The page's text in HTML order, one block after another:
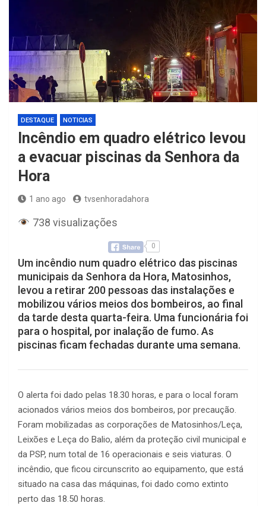
DESTAQUE NOTICIAS
Incêndio em quadro elétrico levou
a evacuar piscinas da Senhora da
Hora
1 ano ago tvsenhoradahora
738 visualizações
0
Um incêndio num quadro elétrico das piscinas
municipais da Senhora da Hora, Matosinhos,
levou a retirar 200 pessoas das instalações e
mobilizou vários meios dos bombeiros, ao final
da tarde desta quarta-feira. Uma funcionária foi
para o hospital, por inalação de fumo. As
piscinas ficam fechadas durante uma semana.
O alerta foi dado pelas 18.30 horas, e para o local foram
acionados vários meios dos bombeiros, por precaução.
Foram mobilizadas as corporações de Matosinhos/Leça,
Leixões e Leça do Balio, além da proteção civil municipal e
da PSP, num total de 16 operacionais e seis viaturas. O
incêndio, que ficou circunscrito ao equipamento, que está
situado na casa das máquinas, foi dado como extinto
perto das 18.50 horas.